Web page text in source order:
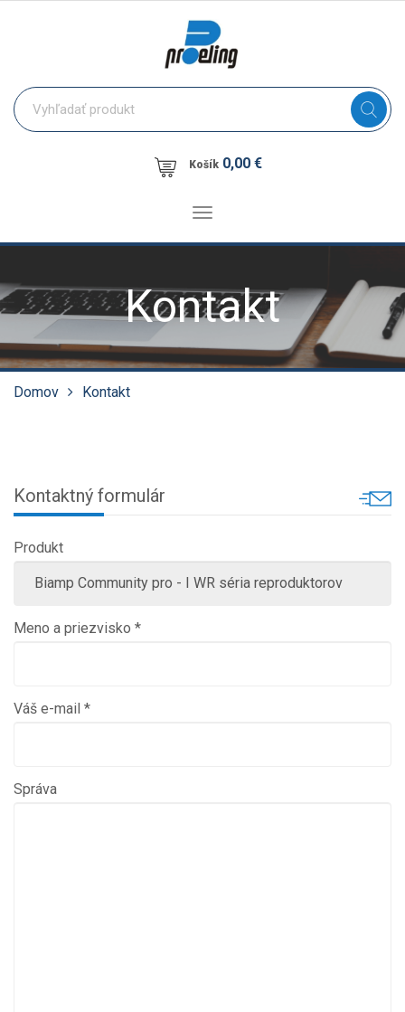
Košík 0,00 €
Toggle
Kontakt
Domov Kontakt
Kontaktný formulár
Produkt
Meno a priezvisko *
Váš e-mail *
Správa